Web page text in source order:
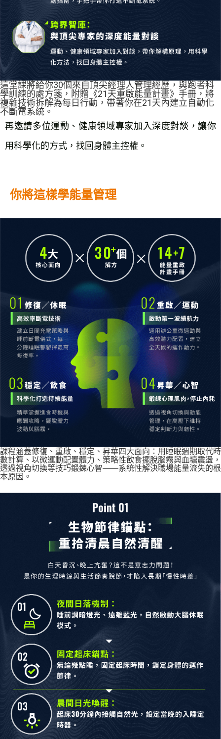
這堂課將給你30個來自頂尖經理人管理經歷，與跑者科
學訓練的處方箋，附贈《21天重啟能量計畫》手冊，將
複雜技術拆解為每日行動，帶著你在21天內建立自動化
不斷電系統。
再邀請多位運動、健康領域專家加入深度對談，讓你
用科學化的方式，找回身體主控權。
你將這樣學能量管理
課程涵蓋修復、重啟、穩定、昇華四大面向：用睡眠週期取代時
數計算、以微運動配置體力、策略性飲食擺脫腦霧與血糖震盪，
透過視角切換等技巧鍛鍊心智——系統性解決職場能量流失的根
本原因。